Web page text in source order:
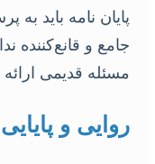
پایان نامه باید
جامع و قانع‌کننده
مسئله قدیمی
روایی و